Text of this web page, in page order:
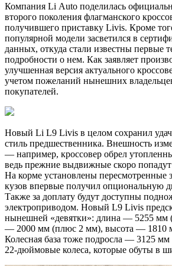
Компания Li Auto поделилась
второго поколения флагманского
получившего приставку Livis. Кроме
популярной модели засветился в
данных, откуда стали известны первые
подробности о нем. Как заявляет
улучшенная версия актуального
учетом пожеланий нынешних
покупателей.
Новый Li L9 Livis в целом сохранил
стиль предшественника. Внешность
— например, кроссовер обрел
ведь прежние выдвижные скоро попадут
На корме установлены пересмотренные
кузов впервые получил опциональную
Также за доплату будут доступны
электроприводом. Новый L9 Livis
нынешней «девятки»: длина — 5255
— 2000 мм (плюс 2 мм), высота — 1810
Колесная база тоже подросла — 3125
22-дюймовые колеса, которые обуты в